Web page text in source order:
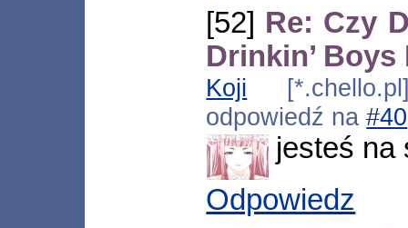
[52] Re: Czy
Drinkin’ Boys
Koji
odpowiedź na#40
jesteś na
Odpowiedz